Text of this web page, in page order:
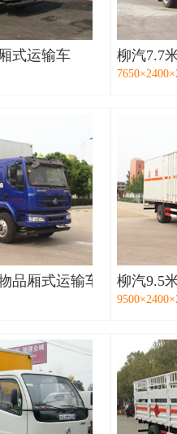
式运输车 柳汽7.7
品厢式运输车 柳汽9.5